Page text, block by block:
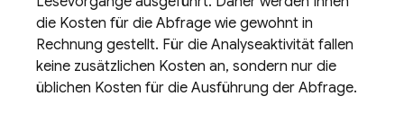
die Kosten für die Abfrage wie gewohnt in
Rechnung gestellt. Für die Analyseaktivität fallen
keine zusätzlichen Kosten an, sondern nur die
üblichen Kosten für die Ausführung der Abfrage.